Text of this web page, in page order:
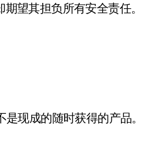
期望其担负所有安全责任。
现成的随时获得的产品。